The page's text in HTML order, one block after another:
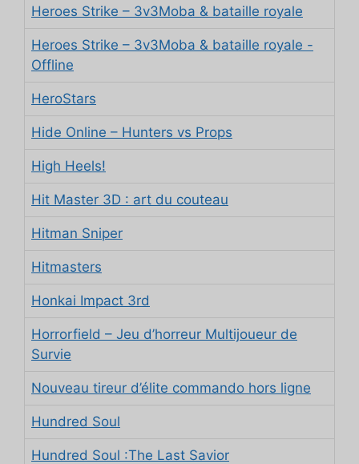
Heroes Strike – 3v3Moba & bataille royale
Heroes Strike – 3v3Moba & bataille royale -
Offline
HeroStars
Hide Online – Hunters vs Props
High Heels!
Hit Master 3D : art du couteau
Hitman Sniper
Hitmasters
Honkai Impact 3rd
Horrorfield – Jeu d’horreur Multijoueur de
Survie
Nouveau tireur d’élite commando hors ligne
Hundred Soul
Hundred Soul :The Last Savior